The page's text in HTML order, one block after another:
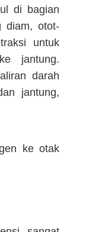
di bagian
diam, otot-
untuk
jantung.
darah
jantung,
ke otak